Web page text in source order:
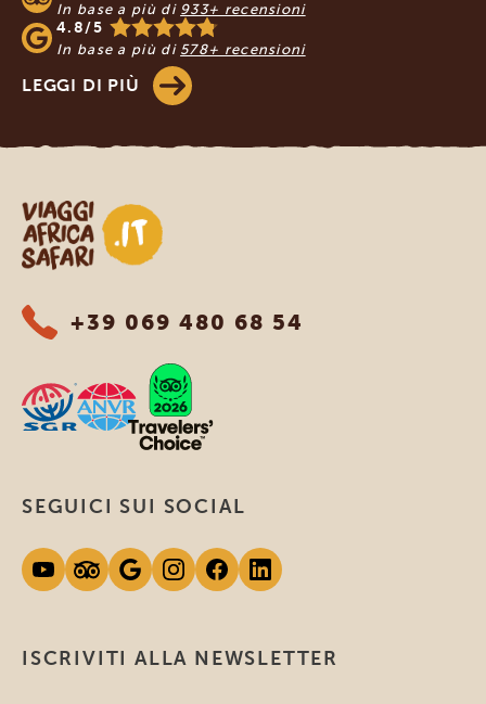
In base a più di 933+ recensioni
4.8/5
In base a più di 578+ recensioni
LEGGI DI PIÙ
Viaggi Africa Safari
+39 069 480 68 54
ISCRIVITI ALLA NEWSLETTER
SEGUICI SUI SOCIAL